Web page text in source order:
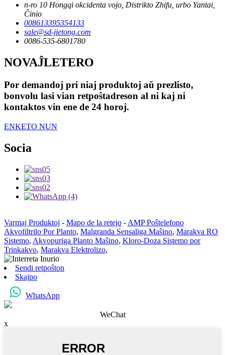
n-ro 10 Hongqi okcidenta vojo, Distrikto Zhifu, urbo Yantai,
Ĉinio
008613395354133
sale@sd-jietong.com
0086-535-6801780
NOVAĴLETERO
Por demandoj pri niaj produktoj aŭ prezlisto,
bonvolu lasi vian retpoŝtadreson al ni kaj ni
kontaktos vin ene de 24 horoj.
ENKETO NUN
Socia
Varmaj Produktoj - Mapo de la retejo - AMP Poŝtelefono
Akvofiltrilo Por Planto, Malgranda Sensaliga Maŝino, Marakva RO
Sistemo, Akvopuriga Planto Maŝino, Kloro-Doza Sistemo por
Trinkakvo, Marakva Elektrolizo,
Sendi retpoŝton
Skajpo
WhatsApp
WeChat
x